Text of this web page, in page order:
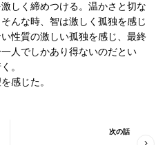
しく締めつける。温かさと切な
んな時、智は激しく孤独を感じ
性質の激しい孤独を感じ、最終
人でしかあり得ないのだとい
。
感じた。
次の話